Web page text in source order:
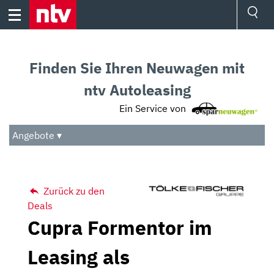
Skip
Audio
Das Beste
Finden Sie Ihren Neuwagen mit
ntv Autoleasing
Ein Service von
Angebote ▾
Zurück zu den
Deals
Cupra Formentor im
Leasing als